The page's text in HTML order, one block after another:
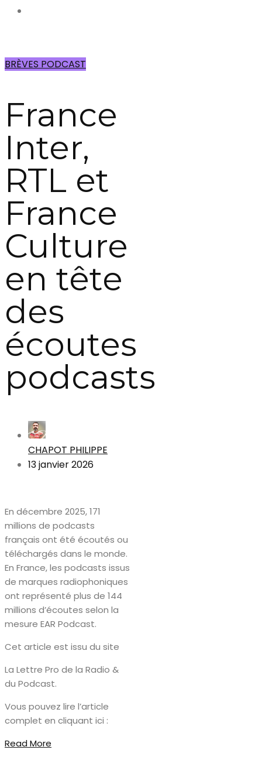
BRÈVES PODCAST
France
Inter,
RTL et
France
Culture
en tête
des
écoutes
podcasts
CHAPOT PHILIPPE
13 janvier 2026
En décembre 2025, 171
millions de podcasts
français ont été écoutés ou
téléchargés dans le monde.
En France, les podcasts issus
de marques radiophoniques
ont représenté plus de 144
millions d’écoutes selon la
mesure EAR Podcast.
Cet article est issu du site
La Lettre Pro de la Radio &
du Podcast.
Vous pouvez lire l’article
complet en cliquant ici :
Read More